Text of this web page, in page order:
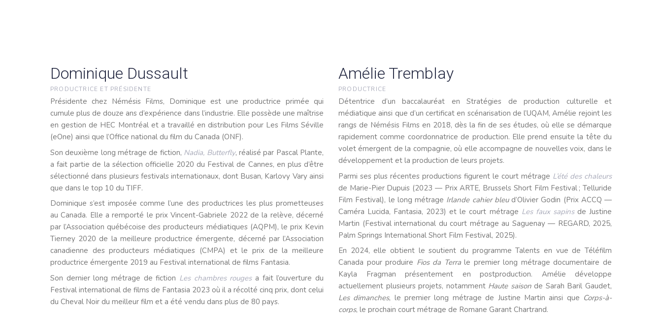
Dominique Dussault
PRODUCTRICE ET PRÉSIDENTE
Présidente chez Némésis Films, Dominique est une productrice primée qui
cumule plus de douze ans d’expérience dans l’industrie. Elle possède une maîtrise
en gestion de HEC Montréal et a travaillé en distribution pour Les Films Séville
(eOne) ainsi que l’Office national du film du Canada (ONF).
Son deuxième long métrage de fiction, Nadia, Butterfly, réalisé par Pascal Plante,
a fait partie de la sélection officielle 2020 du Festival de Cannes, en plus d’être
sélectionné dans plusieurs festivals internationaux, dont Busan, Karlovy Vary ainsi
que dans le top 10 du TIFF.
Dominique s’est imposée comme l’une des productrices les plus prometteuses
au Canada. Elle a remporté le prix Vincent-Gabriele 2022 de la relève, décerné
par l’Association québécoise des producteurs médiatiques (AQPM), le prix Kevin
Tierney 2020 de la meilleure productrice émergente, décerné par l’Association
canadienne des producteurs médiatiques (CMPA) et le prix de la meilleure
productrice émergente 2019 au Festival international de films Fantasia.
Son dernier long métrage de fiction Les chambres rougesa fait l’ouverture du
Festival international de films de Fantasia 2023 où il a récolté cinq prix, dont celui
du Cheval Noir du meilleur film et a été vendu dans plus de 80 pays.
Amélie Tremblay
PRODUCTRICE
Détentrice d’un baccalauréat en Stratégies de production culturelle et
médiatique ainsi que d’un certificat en scénarisation de l’UQAM, Amélie rejoint les
rangs de Némésis Films en 2018, dès la fin de ses études, où elle se démarque
rapidement comme coordonnatrice de production. Elle prend ensuite la tête du
volet émergent de la compagnie, où elle accompagne de nouvelles voix, dans le
développement et la production de leurs projets.
Parmi ses plus récentes productions figurent le court métrage L’été des chaleurs
de Marie-Pier Dupuis (2023 — Prix ARTE, Brussels Short Film Festival ; Telluride
Film Festival), le long métrage Irlande cahier bleud’Olivier Godin (Prix ACCQ —
Caméra Lucida, Fantasia, 2023) et le court métrage Les faux sapinsde Justine
Martin (Festival international du court métrage au Saguenay — REGARD, 2025,
Palm Springs International Short Film Festival, 2025).
En 2024, elle obtient le soutient du programme Talents en vue de Téléfilm
Canada pour produire Fios da Terrale premier long métrage documentaire de
Kayla Fragman présentement en postproduction. Amélie développe
actuellement plusieurs projets, notamment Haute saisonde Sarah Baril Gaudet,
Les dimanches, le premier long métrage de Justine Martin ainsi que Corps-à-
corps, le prochain court métrage de Romane Garant Chartrand.